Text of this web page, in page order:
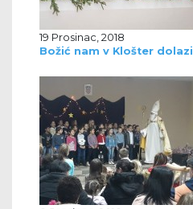
19 Prosinac, 2018
Božić nam v Klošter dolazi